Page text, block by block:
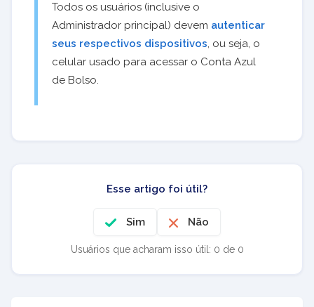
Todos os usuários (inclusive o
Administrador principal) devem autenticar
seus respectivos dispositivos, ou seja, o
celular usado para acessar o Conta Azul
de Bolso.
Esse artigo foi útil?
Sim Não
Usuários que acharam isso útil: 0 de 0